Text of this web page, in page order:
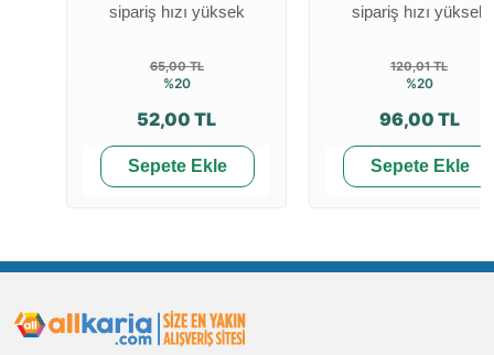
sipariş hızı yüksek
65,00 TL
%20
52,00 TL
Sepete Ekle
sipariş hızı yüksek
120,01 TL
%20
96,00 TL
Sepete Ekle